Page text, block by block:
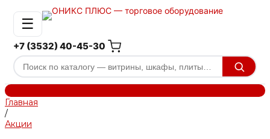
☰
+7 (3532) 40-45-30
Главная
/
Акции